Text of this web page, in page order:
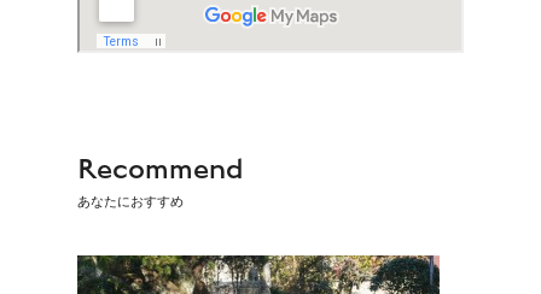
Recommend
あなたにおすすめ